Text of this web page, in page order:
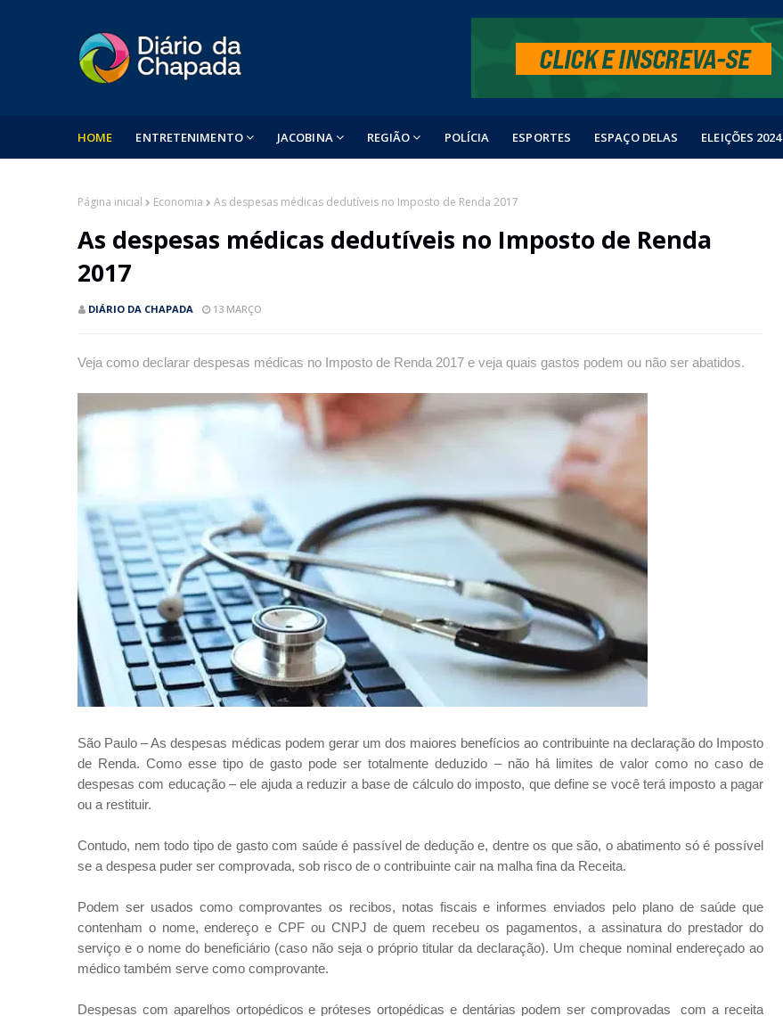
HOME ENTRETENIMENTO JACOBINA REGIÃO POLÍCIA ESPORTES ESPAÇO DELAS ELEIÇÕES 2024
Página inicial Economia As despesas médicas dedutíveis no Imposto de Renda 2017
As despesas médicas dedutíveis no Imposto de Renda
2017
DIÁRIO DA CHAPADA 13 MARÇO
Veja como declarar despesas médicas no Imposto de Renda 2017 e veja quais gastos podem ou não ser abatidos.
São Paulo – As despesas médicas podem gerar um dos maiores benefícios ao contribuinte na declaração do Imposto
de Renda. Como esse tipo de gasto pode ser totalmente deduzido – não há limites de valor como no caso de
despesas com educação – ele ajuda a reduzir a base de cálculo do imposto, que define se você terá imposto a pagar
ou a restituir.
Contudo, nem todo tipo de gasto com saúde é passível de dedução e, dentre os que são, o abatimento só é possível
se a despesa puder ser comprovada, sob risco de o contribuinte cair na malha fina da Receita.
Podem ser usados como comprovantes os recibos, notas fiscais e informes enviados pelo plano de saúde que
contenham o nome, endereço e CPF ou CNPJ de quem recebeu os pagamentos, a assinatura do prestador do
serviço e o nome do beneficiário (caso não seja o próprio titular da declaração). Um cheque nominal endereçado ao
médico também serve como comprovante.
Despesas com aparelhos ortopédicos e próteses ortopédicas e dentárias podem ser comprovadas com a receita